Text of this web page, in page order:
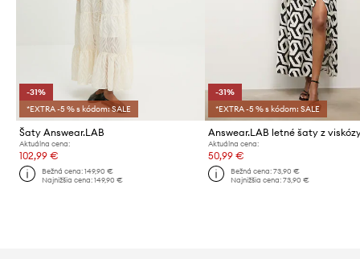
-31%
*EXTRA -5 % s kódom: SALE
Šaty Answear.LAB
Aktuálna cena:
102,99 €
Bežná cena:149,90 €
Najnižšia cena:149,90 €
-31%
*EXTRA -5 % s kódom: SALE
Answear.LAB letné šaty z
Aktuálna cena:
50,99 €
Bežná cena: 73,90 €
Najnižšia cena: 73,90 €